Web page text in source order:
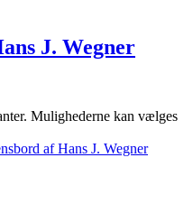
J. Wegner
Mulighederne kan vælges